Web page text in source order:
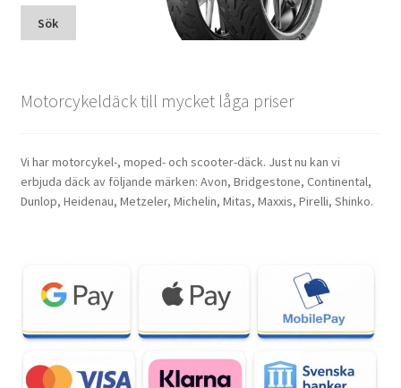
Sök
Motorcykeldäck till mycket låga priser
Vi har motorcykel-, moped- och scooter-däck. Just nu kan vi
erbjuda däck av följande märken: Avon, Bridgestone, Continental,
Dunlop, Heidenau, Metzeler, Michelin, Mitas, Maxxis, Pirelli, Shinko.